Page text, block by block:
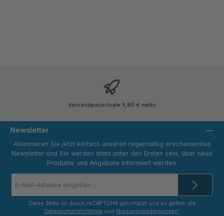
Versandpauschale 9,80 € netto
Newsletter
Abonnieren Sie jetzt einfach unseren regelmäßig erscheinenden
Newsletter und Sie werden stets unter den Ersten sein, über neue
Produkte und Angebote informiert werden.
Mail-
Diese Seite ist durch reCAPTCHA geschützt und es gelten die
Datenschutzrichtlinie und Nutzungsbedingungen.